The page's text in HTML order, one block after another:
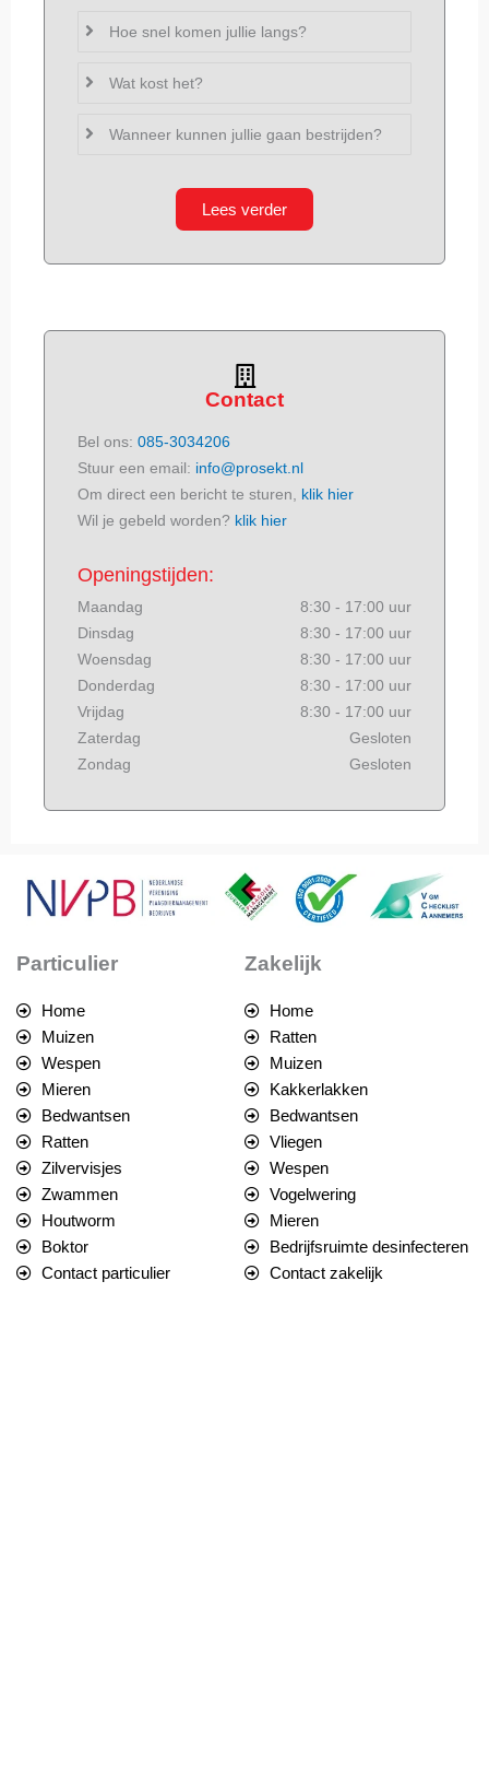
Hoe snel komen jullie langs?
Wat kost het?
Wanneer kunnen jullie gaan bestrijden?
Lees verder
Contact
Bel ons: 085-3034206
Stuur een email: info@prosekt.nl
Om direct een bericht te sturen, klik hier
Wil je gebeld worden? klik hier
Openingstijden:
Maandag
8:30 - 17:00 uur
Dinsdag
8:30 - 17:00 uur
Woensdag
8:30 - 17:00 uur
Donderdag
8:30 - 17:00 uur
Vrijdag
8:30 - 17:00 uur
Zaterdag
Gesloten
Zondag
Gesloten
Particulier
Home
Muizen
Wespen
Mieren
Bedwantsen
Ratten
Zilvervisjes
Zwammen
Houtworm
Boktor
Contact particulier
Zakelijk
Home
Ratten
Muizen
Kakkerlakken
Bedwantsen
Vliegen
Wespen
Vogelwering
Mieren
Bedrijfsruimte desinfecteren
Contact zakelijk